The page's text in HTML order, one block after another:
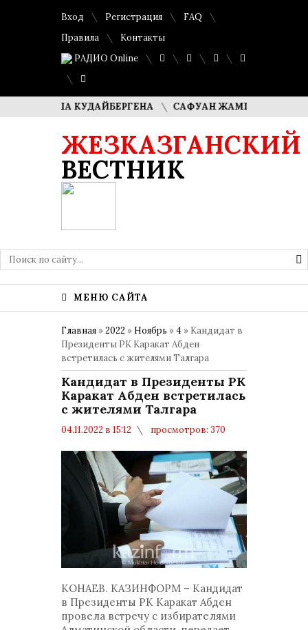
Вход Регистрация
FAQ
Правила
Контакты
РАДИО Online
КУДАЙБЕРГЕНА САФУАН ЖАМПЕИСОВ: «МЫ
ЖЕЗКАЗГАНСКИЙ
ВЕСТНИК
МЕНЮ САЙТА
Главная »2022 » Ноябрь »4 » Кандидат в
Президенты РК Каракат Абден
встретилась с жителями Талгара
Кандидат в Президенты РК
Каракат Абден встретилась
с жителями Талгара
04.11.2022 в 15:12
просмотров: 370
КОНАЕВ. КАЗИНФОРМ – Кандидат
в Президенты РК Каракат Абден
провела встречу с избирателями